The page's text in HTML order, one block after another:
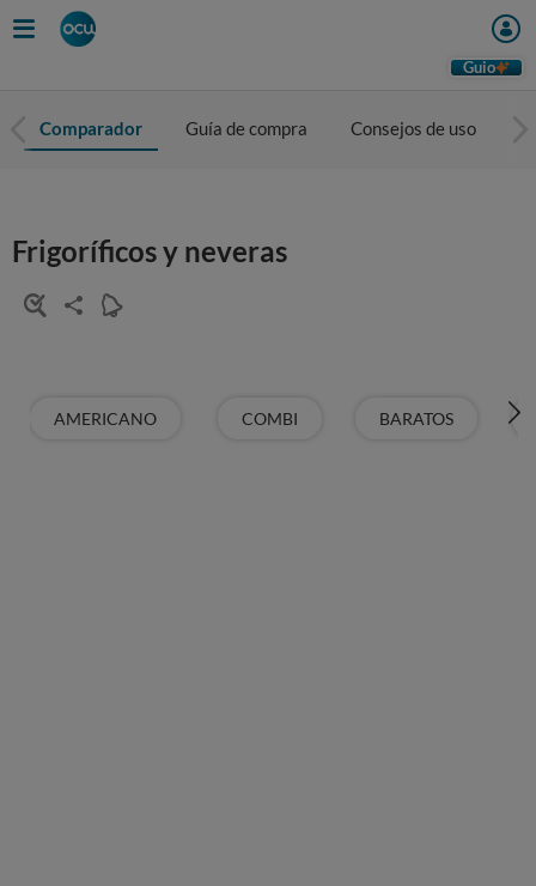
Guio
Comparador Guía de compra Consejos de uso
Frigoríficos y neveras
AMERICANO COMBI BARATOS